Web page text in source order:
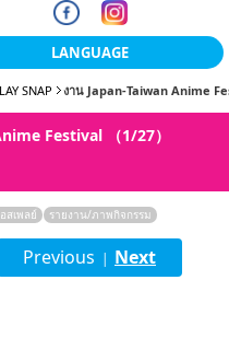
LANGUAGE
日本語
한국어
繁體中文
English
SNAP งาน Japan-Taiwan Anime
Festival （1/27）
สเพลย์ รายงาน/ภาพกิจกรรม
Previous | Next